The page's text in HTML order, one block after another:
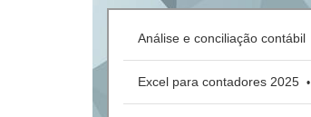
Análise e conciliação contábil
Excel para contadores 2025 •